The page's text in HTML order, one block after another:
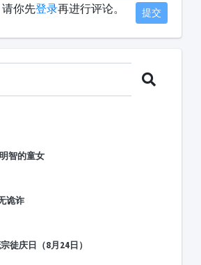
请你先登录再进行评论。 提交
智的童女
诡诈
徒庆日（8月24日）